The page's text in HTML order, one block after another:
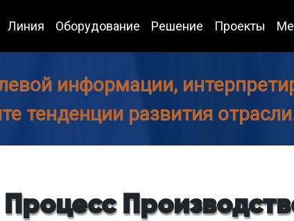
Линия Оборудование Решение Проекты
информации,
тенденции развития